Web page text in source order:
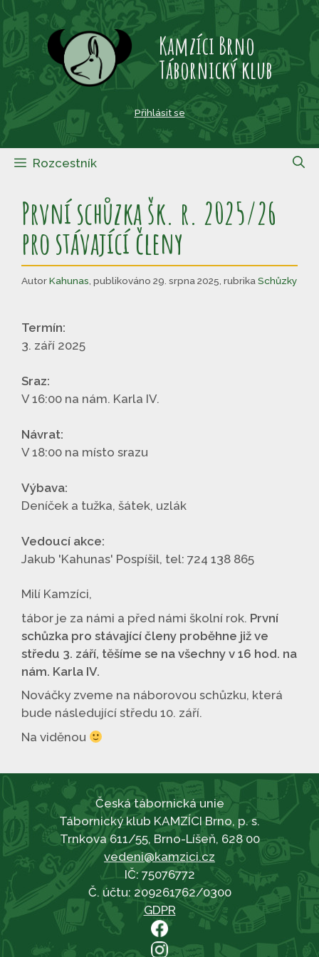
Přeskočit
obsah
Kamzíci Brno
Tábornický klub
Přihlásit se
Rozcestník
První schůzka šk. r. 2025/26
pro stávající členy
AutorKahunas publikováno 29. srpna 2025 rubrika Schůzky
Termín:
3. září 2025
Sraz:
V 16:00 na nám. Karla IV.
Návrat:
V 18:00 na místo srazu
Výbava:
Deníček a tužka, šátek, uzlák
Vedoucí akce:
Jakub 'Kahunas' Pospíšil, tel: 724 138 865
Milí Kamzíci,
tábor je za námi a před námi školní rok. První
schůzka pro stávající členy proběhne již ve
středu 3. září, těšíme se na všechny v 16 hod. na
nám. Karla IV.
Nováčky zveme na náborovou schůzku, která
bude následující středu 10. září.
Na viděnou
Česká tábornická unie
Tábornický klub KAMZÍCI Brno, p. s.
Trnkova 611/55, Brno-Líšeň, 628 00
vedeni@kamzici.cz
IČ: 75076772
Č. účtu: 209261762/0300
GDPR